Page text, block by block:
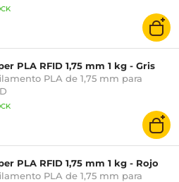
PLA RFID 1,75 mm 1 kg - Gris
PLA de 1,75 mm para
PLA RFID 1,75 mm 1 kg - Rojo
PLA de 1,75 mm para